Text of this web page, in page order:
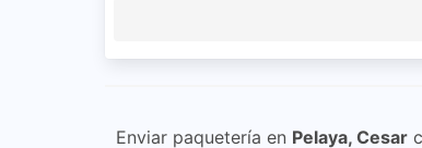
Enviar paquetería en Pelaya, Cesar